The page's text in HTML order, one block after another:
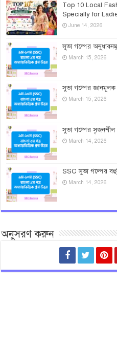
Top 10 Local
Specially for
June 14, 2026
সুভা গল্পের
March 15, 2026
সুভা গল্পের জ্ঞানমূলক
March 15, 2026
সুভা গল্পের সৃজনশীল
March 14, 2026
SSC সুভা গল্পের
March 14, 2026
অনুসরণ করুন